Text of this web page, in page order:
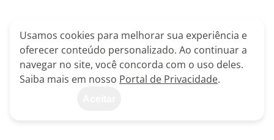
Usamos cookies para melhorar sua experiência e
oferecer conteúdo personalizado. Ao continuar a
navegar no site, você concorda com o uso deles.
Saiba mais em nosso Portal de Privacidade.